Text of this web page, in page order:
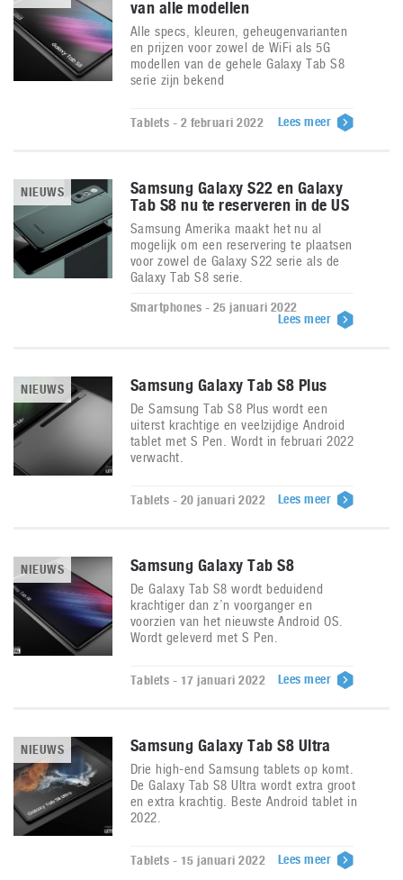
van alle modellen
Alle specs, kleuren, geheugenvarianten
en prijzen voor zowel de WiFi als 5G
modellen van de gehele Galaxy Tab S8
serie zijn bekend
Tablets - 2 februari 2022 Lees meer
NIEUWS
Samsung Galaxy S22 en Galaxy
Tab S8 nu te reserveren in de US
Samsung Amerika maakt het nu al
mogelijk om een reservering te plaatsen
voor zowel de Galaxy S22 serie als de
Galaxy Tab S8 serie.
Smartphones - 25 januari 2022
Lees meer
NIEUWS Samsung Galaxy Tab S8 Plus
De Samsung Tab S8 Plus wordt een
uiterst krachtige en veelzijdige Android
tablet met S Pen. Wordt in februari 2022
verwacht.
Tablets - 20 januari 2022 Lees meer
NIEUWS Samsung Galaxy Tab S8
De Galaxy Tab S8 wordt beduidend
krachtiger dan z’n voorganger en
voorzien van het nieuwste Android OS.
Wordt geleverd met S Pen.
Tablets - 17 januari 2022 Lees meer
NIEUWS Samsung Galaxy Tab S8 Ultra
Drie high-end Samsung tablets op komt.
De Galaxy Tab S8 Ultra wordt extra groot
en extra krachtig. Beste Android tablet in
2022.
Tablets - 15 januari 2022 Lees meer